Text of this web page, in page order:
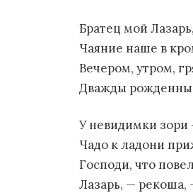
Братец мой
Чаяние наше в
Вечером, утром,
Дважды
У невидимки
Чадо к ладони
Господи, что
Лазарь, — рекоша,